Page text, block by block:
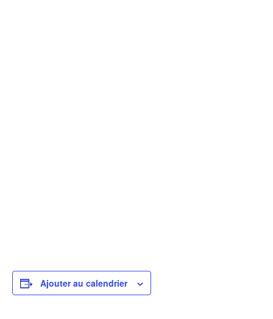
Ajouter au calendrier